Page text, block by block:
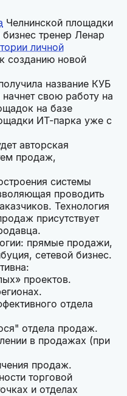
Челнинской площадки
тренер Ленар
личной
созданию новой
название КУБ
свою работу на
на базе
ИТ-парка уже с
авторская
продаж,
системы
проводить
Технология
присутствует
прямые продажи,
сетевой бизнес.
проектов.
отдела
отдела продаж.
в продажах (при
продаж.
торговой
и отделах